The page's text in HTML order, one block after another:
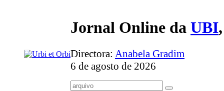
Jornal Online da UBI
Directora: Anabela Gradim
6 de agosto de 2026